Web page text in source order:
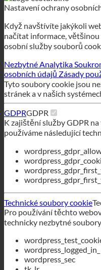
Když navštívíte jakýkoli
osobní služby souborů
NezbytnéAnalytika
osobních údajů
Tyto soubory cookie jsou
stránek a v našich
GDPRGDPR
K zajištění služby GDPR
používáme následující
Technické soubory cookie
Pro používání těchto
technicky nezbytné
wordpress_logged_in_
wordpress_sec
tk_lr
tk_or
tk_r3d